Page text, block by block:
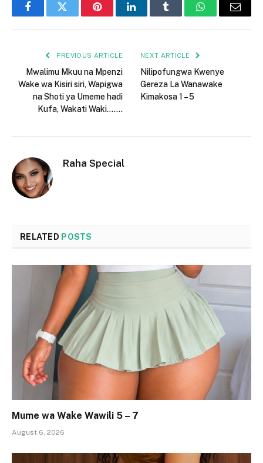
FacebookTwitter PinterestLinkedInTumblr WhatsAppEmail
PREVIOUS ARTICLE
Mwalimu Mkuu na Mpenzi
Wake wa Kisiri siri, Wapigwa
na Shoti ya Umeme hadi
Kufa, Wakati Waki…….
NEXT ARTICLE
Nilipofungwa Kwenye
Gereza La Wanawake
Kimakosa 1 – 5
Raha Special
RELATED POSTS
Mume wa Wake Wawili 5 – 7
August 6, 2026